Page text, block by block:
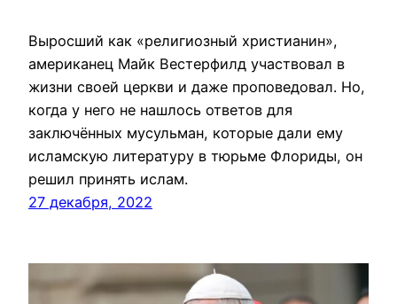
Выросший как «религиозный христианин»,
американец Майк Вестерфилд участвовал в
жизни своей церкви и даже проповедовал. Но,
когда у него не нашлось ответов для
заключённых мусульман, которые дали ему
исламскую литературу в тюрьме Флориды, он
решил принять ислам.
27 декабря, 2022